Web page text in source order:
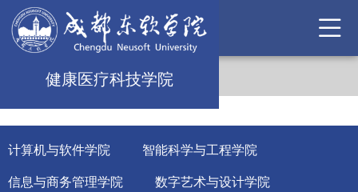
健康医疗科技学院
计算机与软件学院 智能科学与工程学院
信息与商务管理学院 数字艺术与设计学院